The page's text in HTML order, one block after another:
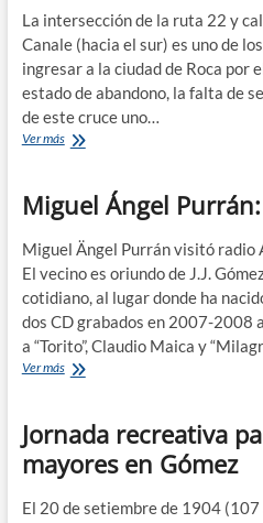
La intersección de la ruta 22 y
Canale (hacia el sur) es uno de
ingresar a la ciudad de Roca por
estado de abandono, la falta de
de este cruce uno…
Ver másJuntarán
poner
semáforos
el
cruce
de
ruta
22
y
calle
Miguel Ángel
Miguel Ängel Purrán visitó radio
El vecino es oriundo de J.J.
cotidiano, al lugar donde ha
dos CD grabados en 2007-2008
a “Torito”, Claudio Maica y
Ver másMiguel
cantautor
local
Jornada recreativa
mayores en Gómez
El 20 de setiembre de 1904